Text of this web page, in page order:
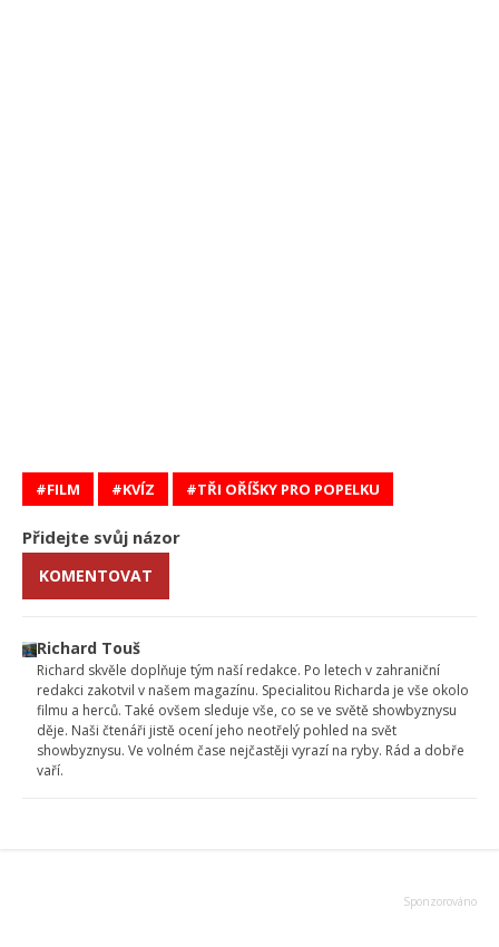
FILM KVÍZ TŘI OŘÍŠKY PRO POPELKU
Přidejte svůj názor
KOMENTOVAT
Richard Touš
Richard skvěle doplňuje tým naší redakce. Po letech v zahraniční
redakci zakotvil v našem magazínu. Specialitou Richarda je vše okolo
filmu a herců. Také ovšem sleduje vše, co se ve světě showbyznysu
děje. Naši čtenáři jistě ocení jeho neotřelý pohled na svět
showbyznysu. Ve volném čase nejčastěji vyrazí na ryby. Rád a dobře
vaří.